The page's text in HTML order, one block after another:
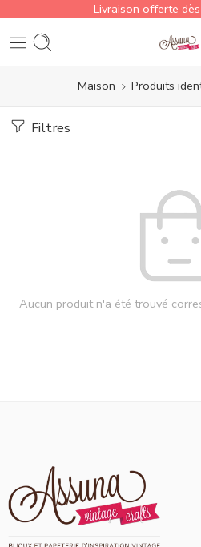
Livraison offerte
Maison Produits
Filtres
Aucun produit n'a été trouvé